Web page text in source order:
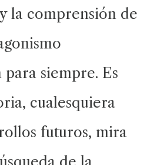
la comprensión de
siempre. Es
cualesquiera
futuros, mira
de la